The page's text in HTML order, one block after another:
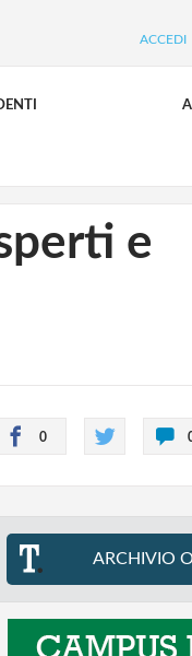
ACCEDI
e
0
ARCHIVIO